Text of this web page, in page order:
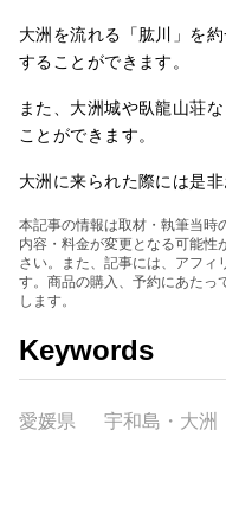
大洲を流れる「肱川」を
することができます。
また、大洲城や臥龍山荘
ことができます。
大洲に来られた際には是非
本記事の情報は取材・執筆当時
内容・料金が変更となる可能性
さい。また、記事には、アフィ
す。商品の購入、予約にあたっ
します。
Keywords
愛媛県 宇和島・大洲